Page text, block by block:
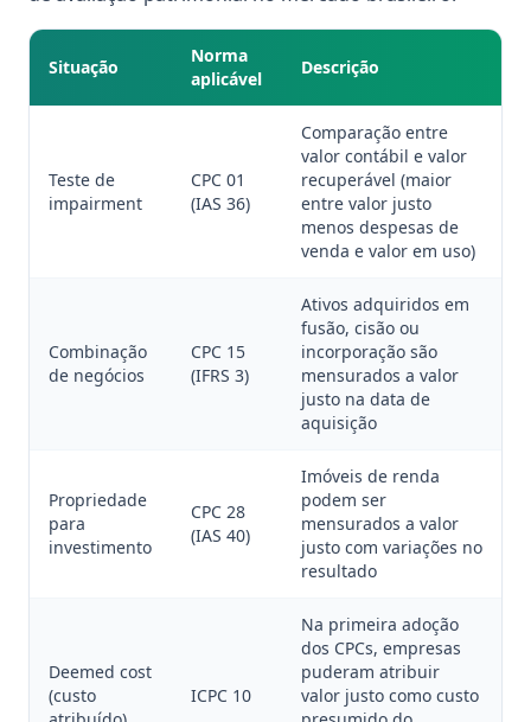
Situação
Norma
aplicável
Descrição
Teste de
impairment
CPC 01
(IAS 36)
Comparação entre
valor contábil e valor
recuperável (maior
entre valor justo
menos despesas de
venda e valor em uso)
Combinação
de negócios
CPC 15
(IFRS 3)
Ativos adquiridos em
fusão, cisão ou
incorporação são
mensurados a valor
justo na data de
aquisição
Propriedade
para
investimento
CPC 28
(IAS 40)
Imóveis de renda
podem ser
mensurados a valor
justo com variações no
resultado
Deemed cost
(custo
ICPC 10
Na primeira adoção
dos CPCs, empresas
puderam atribuir
valor justo como custo